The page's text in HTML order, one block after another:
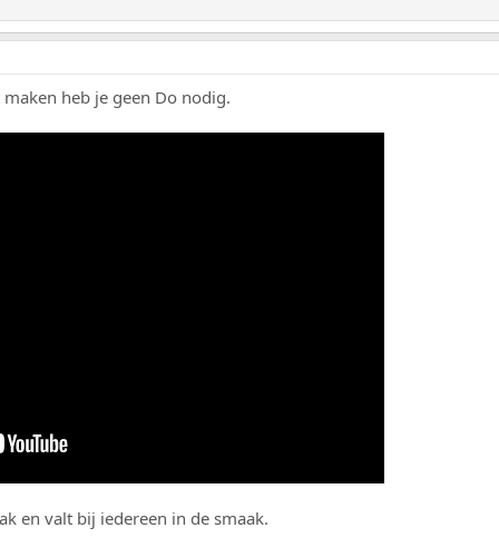
heb je geen Do nodig.
en valt bij iedereen in de smaak.